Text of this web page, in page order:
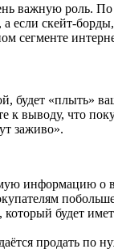
важную роль.
а если скейт-
сегменте
будет «плыть»
выводу, что
заживо».
информацию
побольше
который будет
продать